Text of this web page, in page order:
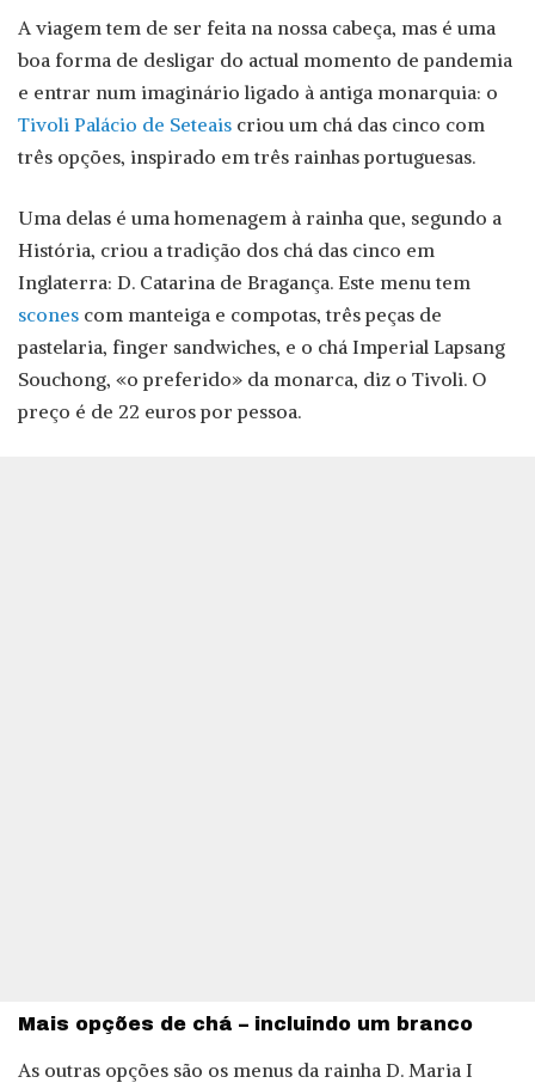
A viagem tem de ser feita na nossa cabeça, mas é uma
boa forma de desligar do actual momento de pandemia
e entrar num imaginário ligado à antiga monarquia: o
Tivoli Palácio de Seteais criou um chá das cinco com
três opções, inspirado em três rainhas portuguesas.
Uma delas é uma homenagem à rainha que, segundo a
História, criou a tradição dos chá das cinco em
Inglaterra: D. Catarina de Bragança. Este menu tem
scones com manteiga e compotas, três peças de
pastelaria, finger sandwiches, e o chá Imperial Lapsang
Souchong, «o preferido» da monarca, diz o Tivoli. O
preço é de 22 euros por pessoa.
Mais opções de chá – incluindo um branco
As outras opções são os menus da rainha D. Maria I